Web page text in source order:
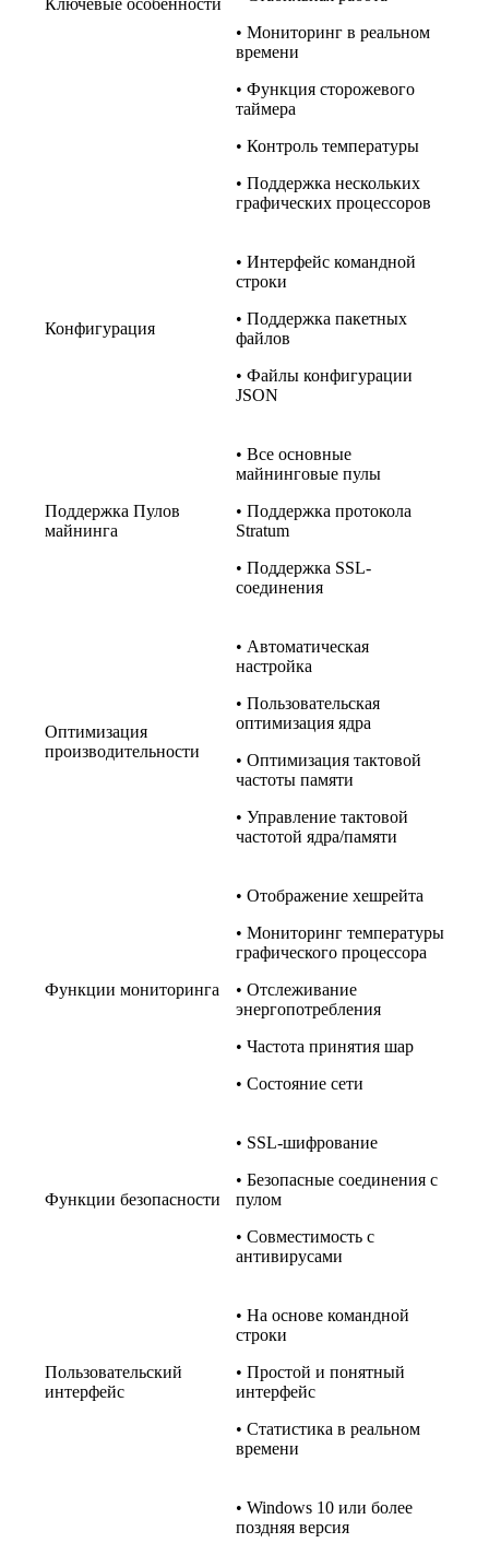
• Мониторинг в реальном
времени
• Функция сторожевого
таймера
• Контроль температуры
• Поддержка нескольких
графических процессоров
Конфигурация
• Интерфейс командной
строки
• Поддержка пакетных
файлов
• Файлы конфигурации
JSON
Поддержка Пулов
майнинга
• Все основные
майнинговые пулы
• Поддержка протокола
Stratum
• Поддержка SSL-
соединения
Оптимизация
производительности
• Автоматическая
настройка
• Пользовательская
оптимизация ядра
• Оптимизация тактовой
частоты памяти
• Управление тактовой
частотой ядра/памяти
Функции мониторинга
• Отображение хешрейта
• Мониторинг температуры
графического процессора
• Отслеживание
энергопотребления
• Частота принятия шар
• Состояние сети
Функции безопасности
• SSL-шифрование
• Безопасные соединения с
пулом
• Совместимость с
антивирусами
Пользовательский
интерфейс
• На основе командной
строки
• Простой и понятный
интерфейс
• Статистика в реальном
времени
• Windows 10 или более
поздняя версия